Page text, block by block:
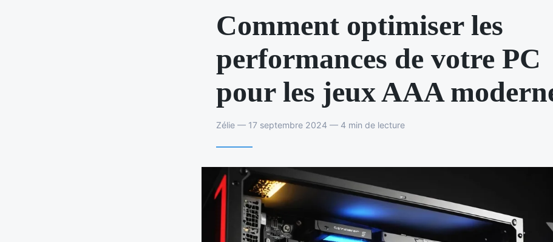
Comment optimiser les
performances de votre PC
pour les jeux AAA
Zélie — 17 septembre 2024 — 4 min de lecture